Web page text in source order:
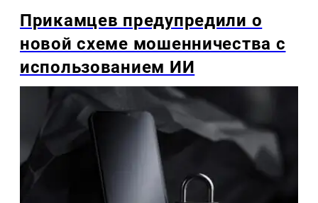
Прикамцев предупредили о
новой схеме мошенничества с
использованием ИИ